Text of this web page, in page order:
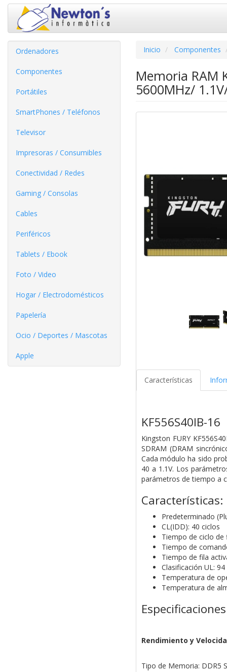
Ordenadores
Componentes
Portátiles
SmartPhones / Teléfonos
Televisor
Impresoras / Consumibles
Conectividad / Redes
Gaming / Consolas
Cables
Periféricos
Tablets / Ebook
Foto / Video
Hogar / Electrodomésticos
Papelería
Ocio / Deportes / Mascotas
Apple
Inicio Componentes
Memoria RAM
5600MHz/
Características
KF556S40IB-16
Kingston FURY
SDRAM (DRAM
Cada módulo ha sido
40 a 1.1V. Los
parámetros de tiempo a
Características:
Predeterminado
CL(IDD): 40 ciclos
Tiempo de ciclo de
Tiempo de
Tiempo de fila
Clasificación UL: 94
Temperatura de
Temperatura de
Especificaciones
Rendimiento y
Tipo de Memoria: DDR5